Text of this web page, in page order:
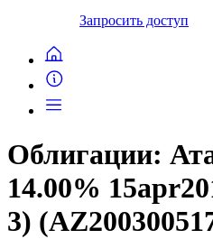
Запросить доступ
Облигации:
14.00%
3)